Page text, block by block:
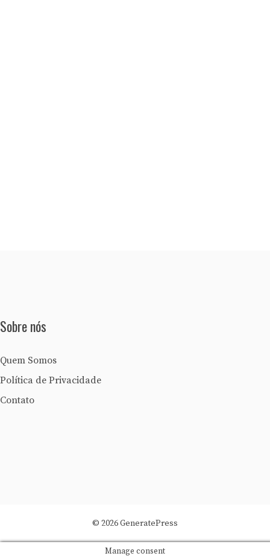
Sobre nós
Quem Somos
Política de Privacidade
Contato
© 2026 GeneratePress
Manage consent